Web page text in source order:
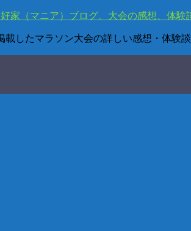
載したマラソン大会の詳しい感想・体験談